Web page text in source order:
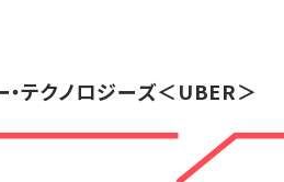
・テクノロジーズ＜UBER＞